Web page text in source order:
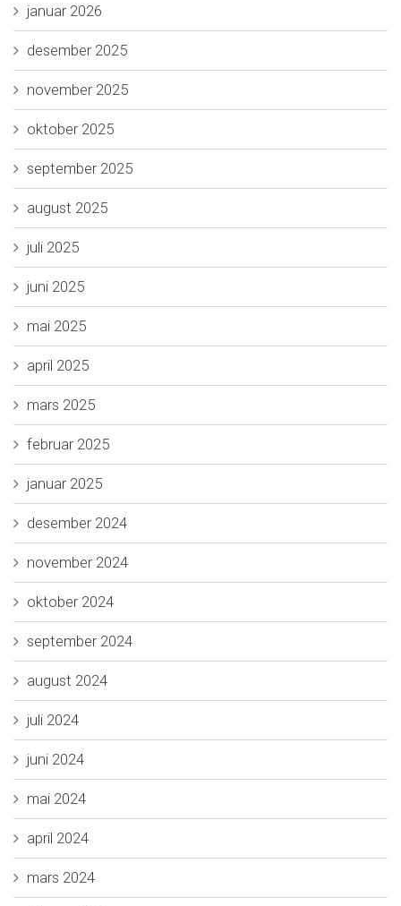
januar 2026
desember 2025
november 2025
oktober 2025
september 2025
august 2025
juli 2025
juni 2025
mai 2025
april 2025
mars 2025
februar 2025
januar 2025
desember 2024
november 2024
oktober 2024
september 2024
august 2024
juli 2024
juni 2024
mai 2024
april 2024
mars 2024